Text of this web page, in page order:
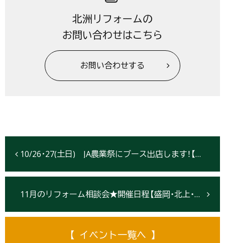
北洲リフォームの
お問い合わせはこちら
お問い合わせする
10/26･27(土日) JA農業祭にブース出店します！【北上市】
11月のリフォーム相談会★開催日程【盛岡・北上・仙台】
【 イベント一覧へ 】